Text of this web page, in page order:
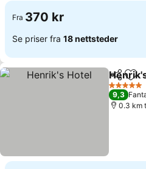
Fra 370 kr
Se priser fra 18 nettsteder
Del
5 Stjerner
9,3
0.3 km